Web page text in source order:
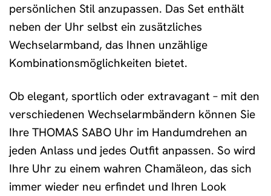
persönlichen Stil anzupassen. Das Set enthält
neben der Uhr selbst ein zusätzliches
Wechselarmband, das Ihnen unzählige
Kombinationsmöglichkeiten bietet.
Ob elegant, sportlich oder extravagant – mit den
verschiedenen Wechselarmbändern können Sie
Ihre THOMAS SABO Uhr im Handumdrehen an
jeden Anlass und jedes Outfit anpassen. So wird
Ihre Uhr zu einem wahren Chamäleon, das sich
immer wieder neu erfindet und Ihren Look